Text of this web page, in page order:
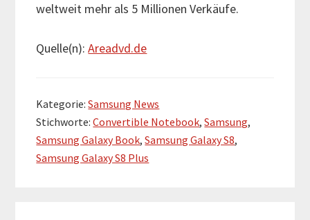
weltweit mehr als 5 Millionen Verkäufe.
Quelle(n):Areadvd.de
Kategorie:Samsung News
Stichworte:Convertible Notebook,Samsung,
Samsung Galaxy Book,Samsung Galaxy S8,
Samsung Galaxy S8 Plus